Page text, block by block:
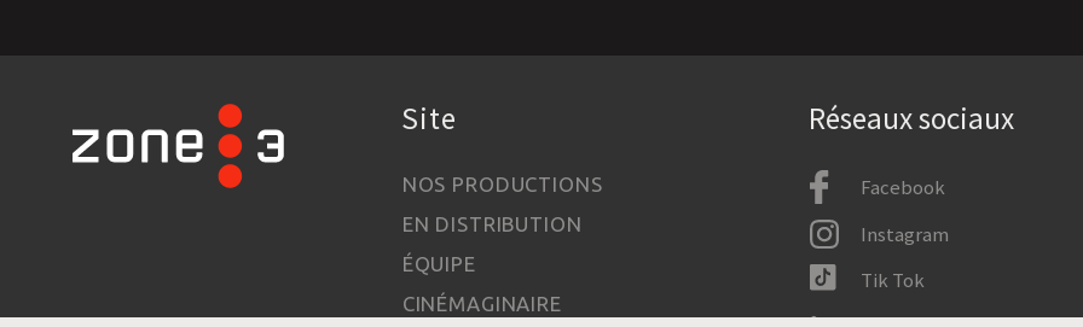
Site
NOS PRODUCTIONS
EN DISTRIBUTION
ÉQUIPE
CINÉMAGINAIRE
Réseaux sociaux
Facebook
Instagram
Tik Tok